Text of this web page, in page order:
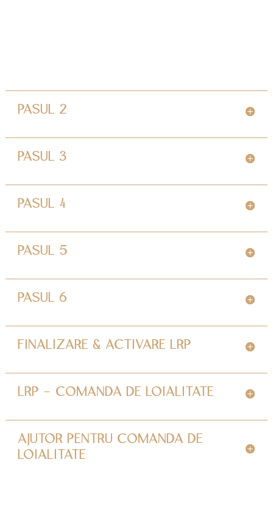
PASUL 2
PASUL 3
PASUL 4
PASUL 5
PASUL 6
FINALIZARE & ACTIVARE LRP
LRP - COMANDA DE LOIALITATE
AJUTOR PENTRU COMANDA DE
LOIALITATE